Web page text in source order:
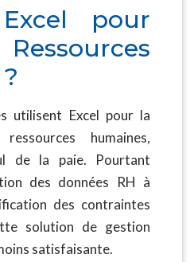
pour
utilisent Excel pour la
humaines,
de la paie. Pourtant
des données RH à
des contraintes
solution de gestion
satisfaisante.